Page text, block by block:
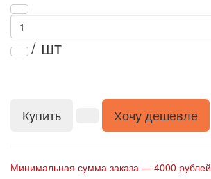
/ шт
Купить Хочу дешевле
Минимальная сумма заказа — 4000 рублей